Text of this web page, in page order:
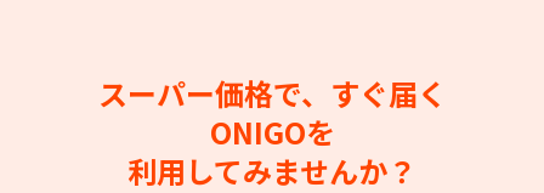
スーパー価格で、すぐ届く
ONIGOを
利用してみませんか？